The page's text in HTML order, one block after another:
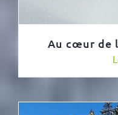
Au cœur de